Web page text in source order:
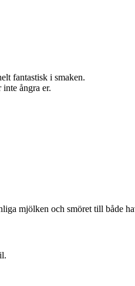
fantastisk i smaken.
ångra er.
mjölken och smöret till både